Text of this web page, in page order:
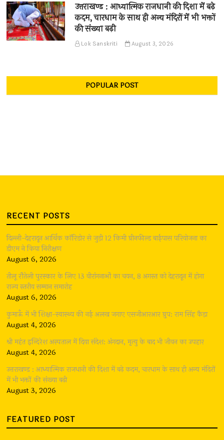
उत्तराखण्ड : आध्यात्मिक राजधानी की दिशा में बढ़े
कदम, चारधाम के साथ ही अन्य मंदिरों में भी भक्तों
की संख्या बढ़ी
Lok Sanskriti August 3, 2026
POPULAR POST
RECENT POSTS
दिल्ली-देहरादून आर्थिक कॉरिडोर से जुड़ी 12 किमी ग्रीनफील्ड बाईपास परियोजना का
डीएम ने किया निरीक्षण
August 6, 2026
तीलू रौतेली पुरस्कार के लिए 13 वीरांगनाओं का चयन, 8 अगस्त को देहरादून में होगा
राज्य स्तरीय सम्मान समारोह
August 6, 2026
कुमाऊँ में भी शिक्षा-स्वास्थ्य की नई अलख जगाए एसजीआरआर ग्रुप: राम सिंह कैड़ा
August 4, 2026
श्री महंत इन्दिरेश अस्पताल में दिया संदेश: अंगदान, मृत्यु के बाद भी जीवन का उपहार
August 4, 2026
उत्तराखण्ड : आध्यात्मिक राजधानी की दिशा में बढ़े कदम, चारधाम के साथ ही अन्य मंदिरों
में भी भक्तों की संख्या बढ़ी
August 3, 2026
FEATURED POST